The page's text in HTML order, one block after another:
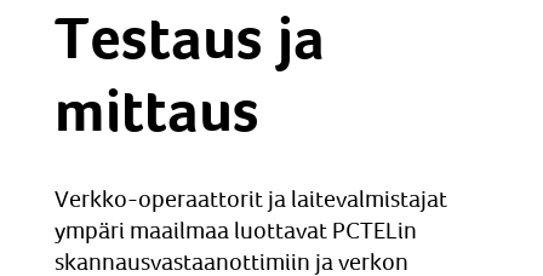
Testaus ja
mittaus
Verkko-operaattorit ja laitevalmistajat
ympäri maailmaa luottavat PCTELin
skannausvastaanottimiin ja verkon